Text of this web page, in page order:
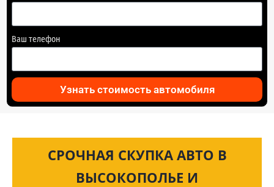
Ваш телефон
Узнать стоимость автомобиля
СРОЧНАЯ СКУПКА АВТО В
ВЫСОКОПОЛЬЕ И